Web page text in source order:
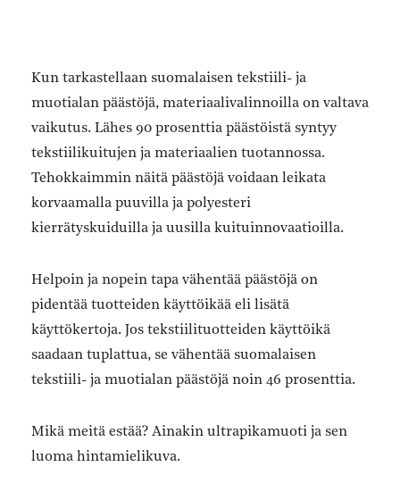
Kun tarkastellaan suomalaisen tekstiili- ja
muotialan päästöjä, materiaalivalinnoilla on valtava
vaikutus. Lähes 90 prosenttia päästöistä syntyy
tekstiilikuitujen ja materiaalien tuotannossa.
Tehokkaimmin näitä päästöjä voidaan leikata
korvaamalla puuvilla ja polyesteri
kierrätyskuiduilla ja uusilla kuituinnovaatioilla.
Helpoin ja nopein tapa vähentää päästöjä on
pidentää tuotteiden käyttöikää eli lisätä
käyttökertoja. Jos tekstiilituotteiden käyttöikä
saadaan tuplattua, se vähentää suomalaisen
tekstiili- ja muotialan päästöjä noin 46 prosenttia.
Mikä meitä estää? Ainakin ultrapikamuoti ja sen
luoma hintamielikuva.